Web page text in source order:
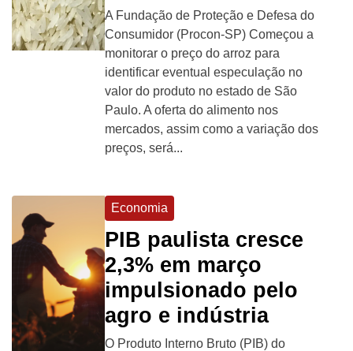
A Fundação de Proteção e Defesa do
Consumidor (Procon-SP) Começou a
monitorar o preço do arroz para
identificar eventual especulação no
valor do produto no estado de São
Paulo. A oferta do alimento nos
mercados, assim como a variação dos
preços, será...
Economia
PIB paulista cresce
2,3% em março
impulsionado pelo
agro e indústria
O Produto Interno Bruto (PIB) do